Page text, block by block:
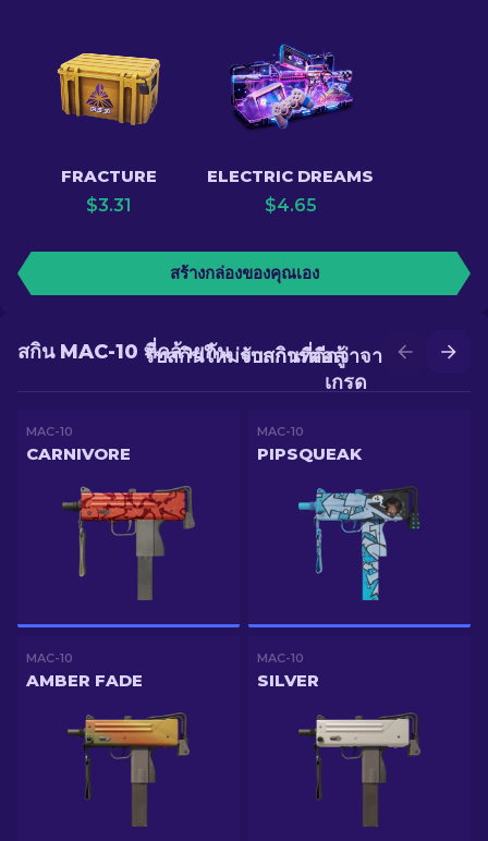
FRACTURE
$3.31
ELECTRIC DREAMS
$4.65
สร้างกล่องของคุณเอง
รับสกินที่ดีกว่าจากการอัป
เกรด
รับสกินใหม่จากการต่อสู้
สกิน MAC-10 ที่คล้ายกัน
MAC-10
CARNIVORE
MAC-10
PIPSQUEAK
MAC-10
AMBER FADE
MAC-10
SILVER